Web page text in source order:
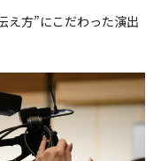
え方”にこだわった演出